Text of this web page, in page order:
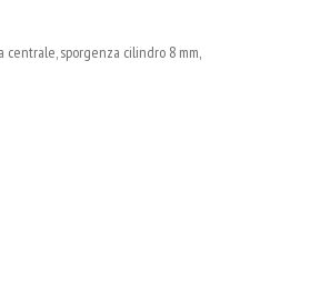
centrale, sporgenza cilindro 8 mm,